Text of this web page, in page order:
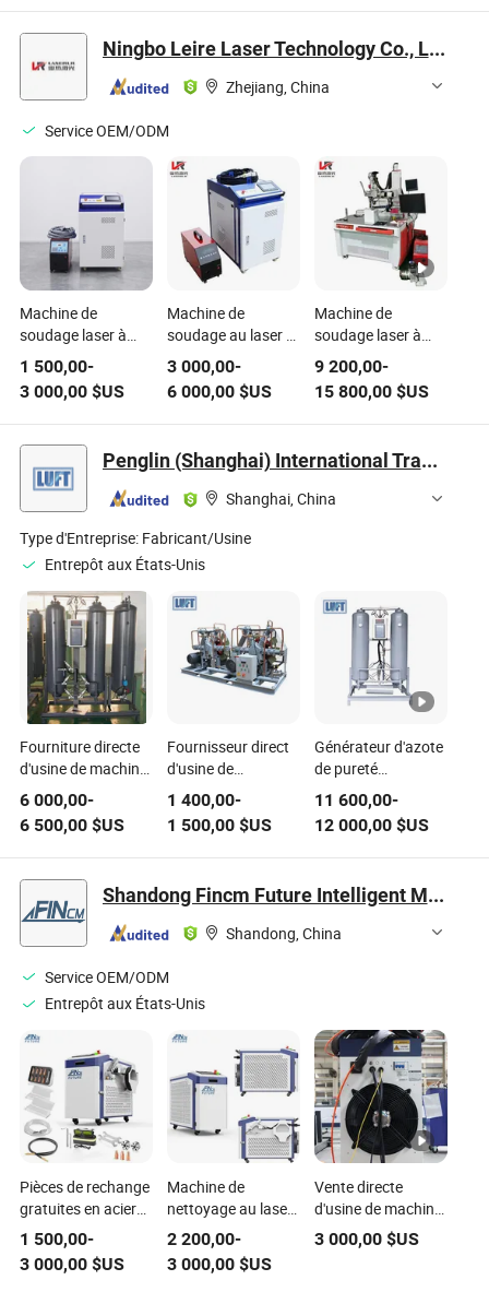
Ningbo Leire Laser Technology Co., Ltd.
Zhejiang, China
Service OEM/ODM
Machine de
soudage laser à
fibre industrielle
1500W portable à
main Machine de
soudage, de
nettoyage et de
découpe au laser à
fibre
1 500,00-
3 000,00 $US
Machine de
soudage au laser à
main Raycus
1500W Soudage au
laser à fibre 2mm
3mm Acier au
inoxydable
3 000,00-
6 000,00$US
Machine de
soudage laser à
galvanomètre
haute vitesse CNC
pour batteries et
dispositifs
9 200,00-
15 800,00$US
Penglin (Shanghai) International Trade Co., Ltd
Shanghai, China
Type d'Entreprise: Fabricant/Usine
Entrepôt aux États-Unis
Fourniture directe
d'usine de machine
à produire de
l'azote pour la
découpe au laser et
le soudage au laser
6 000,00-
6 500,00 $US
Fournisseur direct
d'usine de
générateurs
d'azote PSA,
générateurs de gaz
à haute pureté pour
et le soudage au
laser
1 400,00-
1 500,00$US
Générateur d'azote
de pureté
intelligente de
haute qualité
99.999% pour la
découpe au laser et
ensemble complet
11 600,00-
12 000,00$US
Shandong Fincm Future Intelligent Manufacture Co., Ltd.
Shandong, China
Service OEM/ODM
Entrepôt aux États-Unis
Pièces de rechange
gratuites en acier
inoxydable et en
aluminium 4 dans 1
Soudeuse laser
1 500,00-
3 000,00 $US
Machine de
nettoyage au laser
à fibre Fincm
Portable 1500W
2000W 3000W
2 200,00-
3 000,00$US
Vente directe
d'usine de machine
de soudage au
laser à fibre 1500W
3 000,00$US